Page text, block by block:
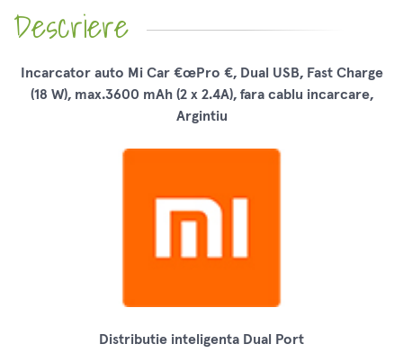
Descriere
Incarcator auto Mi Car €œPro €, Dual USB, Fast Charge
(18 W), max.3600 mAh (2 x 2.4A), fara cablu incarcare,
Argintiu
Distributie inteligenta Dual Port